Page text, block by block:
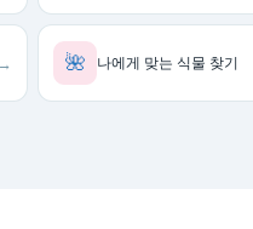
→ 🌺 나에게 맞는 식물 찾기